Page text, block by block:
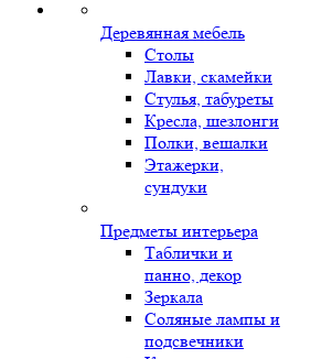
Деревянная мебель
Столы
Лавки, скамейки
Стулья, табуреты
Кресла, шезлонги
Полки, вешалки
Этажерки,
сундуки
Предметы интерьера
Таблички и
панно, декор
Зеркала
Соляные лампы и
подсвечники